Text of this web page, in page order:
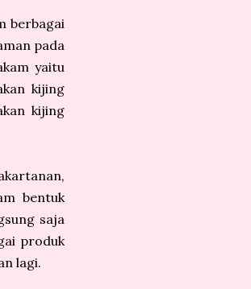
berbagai
pada
yaitu
kijing
kijing
bentuk
saja
produk
lagi.